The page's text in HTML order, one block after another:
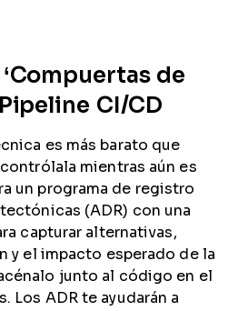
de
CI/CD
es más barato que
mientras aún es
un programa de registro
(ADR) con una
capturar alternativas,
y el impacto esperado de la
junto al código en el
Los ADR te ayudarán a